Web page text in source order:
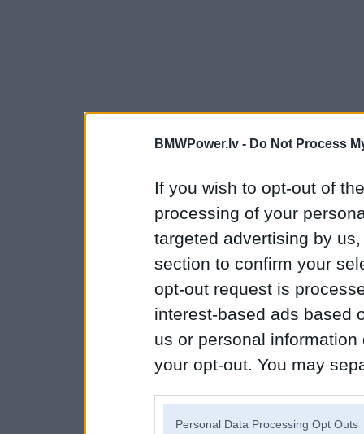
BMWPower.lv - Do Not Process
If you wish to opt-out of
processing of your
targeted advertising by
section to confirm your
opt-out request is
interest-based ads based
us or personal
your opt-out. You may
Personal Data Processing Opt Outs